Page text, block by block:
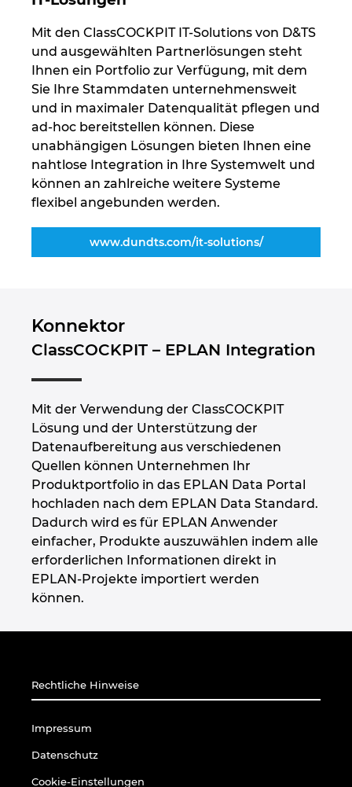
Mit den ClassCOCKPIT IT-Solutions von D&TS
und ausgewählten Partnerlösungen steht
Ihnen ein Portfolio zur Verfügung, mit dem
Sie Ihre Stammdaten unternehmensweit
und in maximaler Datenqualität pflegen und
ad-hoc bereitstellen können. Diese
unabhängigen Lösungen bieten Ihnen eine
nahtlose Integration in Ihre Systemwelt und
können an zahlreiche weitere Systeme
flexibel angebunden werden.
www.dundts.com/it-solutions/
Konnektor
ClassCOCKPIT – EPLAN Integration
Mit der Verwendung der ClassCOCKPIT
Lösung und der Unterstützung der
Datenaufbereitung aus verschiedenen
Quellen können Unternehmen Ihr
Produktportfolio in das EPLAN Data Portal
hochladen nach dem EPLAN Data Standard.
Dadurch wird es für EPLAN Anwender
einfacher, Produkte auszuwählen indem alle
erforderlichen Informationen direkt in
EPLAN-Projekte importiert werden
können.
Rechtliche Hinweise
Impressum
Datenschutz
Cookie-Einstellungen